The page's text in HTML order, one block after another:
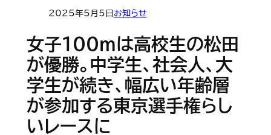
2025年5月5日 お知らせ
女子100ｍは高校生の松田
が優勝。中学生、社会人、大
学生が続き、幅広い年齢層
が参加する東京選手権らし
いレースに